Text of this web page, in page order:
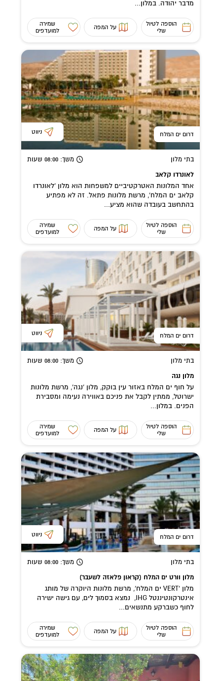
מדבר יהודה. במלון...
הוספה לטיול
שלי
על המפה
שמירה
למועדפים
דרום ים המלח ניווט
בתי מלון משך: 08:00 שעות
לאונרדו קלאב
אחד המלונות האטרקטיביים למשפחות הוא מלון 'לאונרדו
קלאב ים המלח', מרשת מלונות פתאל. זה לא מפתיע
בהתחשב בעובדה שהוא מציע...
הוספה לטיול
שלי
על המפה
שמירה
למועדפים
דרום ים המלח ניווט
בתי מלון משך: 08:00 שעות
מלון נגה
על חוף ים המלח באזור עין בוקק, מלון 'נגה', מרשת מלונות
ישרוטל, ממתין לקבל את פניכם באווירה נעימה ומסבירת
הפנים. במלון...
הוספה לטיול
שלי
על המפה
שמירה
למועדפים
דרום ים המלח ניווט
בתי מלון משך: 08:00 שעות
מלון וורט ים המלח (קראון פלאזה לשעבר)
מלון 'VERT ים המלח', מרשת מלונות היוקרה של מותג
אינטרקונטיננטל IHG, נמצא בסמוך לים, עם גישה ישירה
לחוף כשברקע מתנשאים...
הוספה לטיול
שלי
על המפה
שמירה
למועדפים